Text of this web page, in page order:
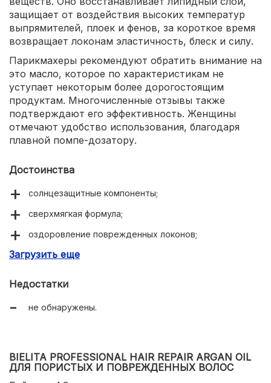
защищает от воздействия высоких температур
выпрямителей, плоек и фенов, за короткое время
возвращает локонам эластичность, блеск и силу.
Парикмахеры рекомендуют обратить внимание на
это масло, которое по характеристикам не
уступает некоторым более дорогостоящим
продуктам. Многочисленные отзывы также
подтверждают его эффективность. Женщины
отмечают удобство использования, благодаря
плавной помпе-дозатору.
Достоинства
солнцезащитные компоненты;
сверхмягкая формула;
оздоровление поврежденных локонов;
возвращение природной шелковистости;
Загрузить еще
Недостатки
не обнаружены.
BIELITA PROFESSIONAL HAIR REPAIR ARGAN OIL
ДЛЯ ПОРИСТЫХ И ПОВРЕЖДЕННЫХ ВОЛОС